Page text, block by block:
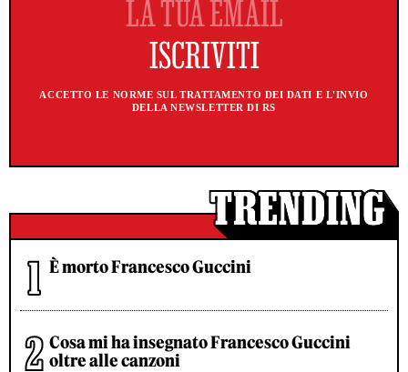
ACCETTO LE NORME SUL TRATTAMENTO DEI DATI E L'INVIO
DELLA NEWSLETTER DI RS
È morto Francesco Guccini
Cosa mi ha insegnato Francesco Guccini
oltre alle canzoni